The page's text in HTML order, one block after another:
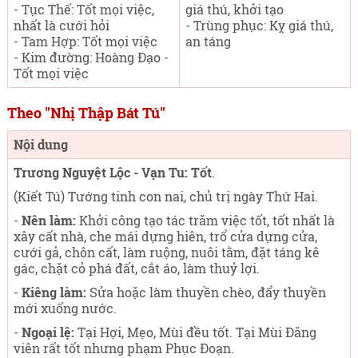
- Tục Thế: Tốt mọi việc,
nhất là cưới hỏi
- Tam Hợp: Tốt mọi việc
- Kim đường: Hoàng Đạo -
Tốt mọi việc
giá thú, khởi tạo
- Trùng phục: Kỵ giá thú,
an táng
Theo "Nhị Thập Bát Tú"
Nội dung
Trương Nguyệt Lộc - Vạn Tu: Tốt.
(Kiết Tú) Tướng tinh con nai, chủ trị ngày Thứ Hai.
- Nên làm: Khởi công tạo tác trăm việc tốt, tốt nhất là
xây cất nhà, che mái dựng hiên, trổ cửa dựng cửa,
cưới gả, chôn cất, làm ruộng, nuôi tằm, đặt táng kê
gác, chặt cỏ phá đất, cắt áo, làm thuỷ lợi.
- Kiêng làm: Sửa hoặc làm thuyền chèo, đẩy thuyền
mới xuống nước.
- Ngoại lệ: Tại Hợi, Mẹo, Mùi đều tốt. Tại Mùi Đăng
viên rất tốt nhưng phạm Phục Đoạn.